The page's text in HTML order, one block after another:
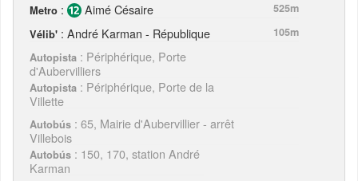
Metro : Aimé Césaire
525m
Vélib' : André Karman - République
105m
Autopista : Périphérique, Porte
d'Aubervilliers
Autopista : Périphérique, Porte de la
Villette
Autobús : 65, Mairie d'Aubervillier - arrêt
Villebois
Autobús : 150, 170, station André
Karman